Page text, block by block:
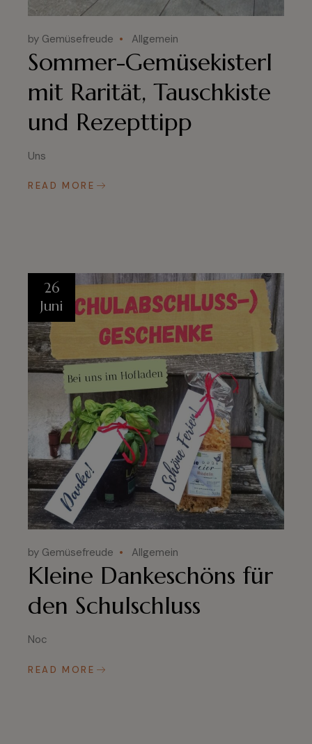
by Gemüsefreude Allgemein
Sommer-Gemüsekisterl
mit Rarität, Tauschkiste
und Rezepttipp
Uns
READ MORE
26
Juni
by Gemüsefreude Allgemein
Kleine Dankeschöns für
den Schulschluss
Noc
READ MORE